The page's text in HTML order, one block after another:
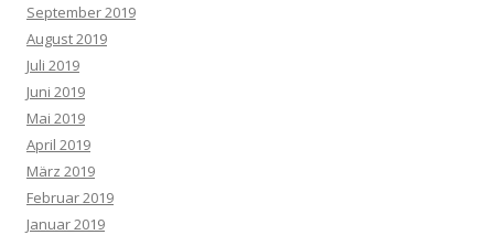
September 2019
August 2019
Juli 2019
Juni 2019
Mai 2019
April 2019
März 2019
Februar 2019
Januar 2019